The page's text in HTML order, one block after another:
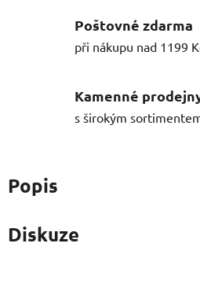
Poštovné zdarma
při nákupu nad 1199
Kamenné
s širokým
Popis
Diskuze